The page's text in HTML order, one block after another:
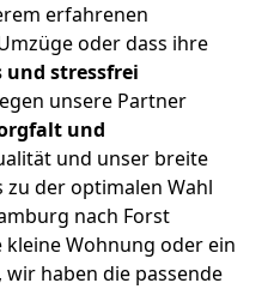
erfahrenen
oder dass ihre
und stressfrei
unsere Partner
und
und unser breite
zu der optimalen Wahl
nach Forst
kleine Wohnung oder ein
haben die passende